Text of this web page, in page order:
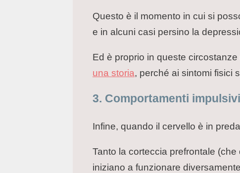
Questo è il momento in cui si
e in alcuni casi persino la
Ed è proprio in queste
una storia, perché ai sintomi fisici
3. Comportamenti impulsivi
Infine, quando il cervello è in
Tanto la corteccia prefrontale
iniziano a funzionare